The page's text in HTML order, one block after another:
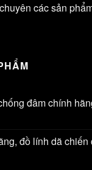
các sản
đâm chính
đồ lính dã chiến